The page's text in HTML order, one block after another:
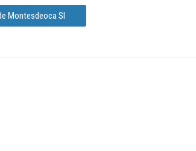
Montesdeoca Sl